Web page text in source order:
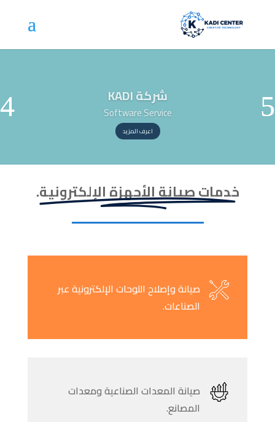
شركة KADI
Software Service
اعرف المزيد
خدمات صيانة الأجهزة الإلكترونية.
صيانة وإصلاح اللوحات الإلكترونية عبر
الصناعات.
صيانة المعدات الصناعية ومعدات
المصانع.